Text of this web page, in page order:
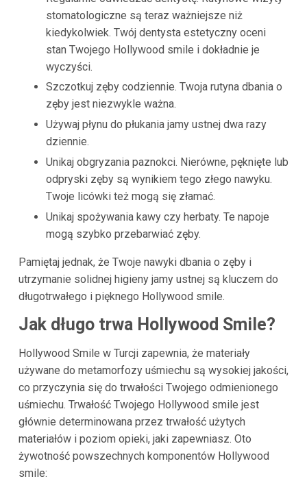
stomatologiczne są teraz ważniejsze niż
kiedykolwiek. Twój dentysta estetyczny oceni
stan Twojego Hollywood smile i dokładnie je
wyczyści.
Szczotkuj zęby codziennie. Twoja rutyna dbania o
zęby jest niezwykle ważna.
Używaj płynu do płukania jamy ustnej dwa razy
dziennie.
Unikaj obgryzania paznokci. Nierówne, pęknięte lub
odpryski zęby są wynikiem tego złego nawyku.
Twoje licówki też mogą się złamać.
Unikaj spożywania kawy czy herbaty. Te napoje
mogą szybko przebarwiać zęby.
Pamiętaj jednak, że Twoje nawyki dbania o zęby i
utrzymanie solidnej higieny jamy ustnej są kluczem do
długotrwałego i pięknego Hollywood smile.
Jak długo trwa Hollywood Smile?
Hollywood Smile w Turcji zapewnia, że materiały
używane do metamorfozy uśmiechu są wysokiej jakości,
co przyczynia się do trwałości Twojego odmienionego
uśmiechu. Trwałość Twojego Hollywood smile jest
głównie determinowana przez trwałość użytych
materiałów i poziom opieki, jaki zapewniasz. Oto
żywotność powszechnych komponentów Hollywood
smile: